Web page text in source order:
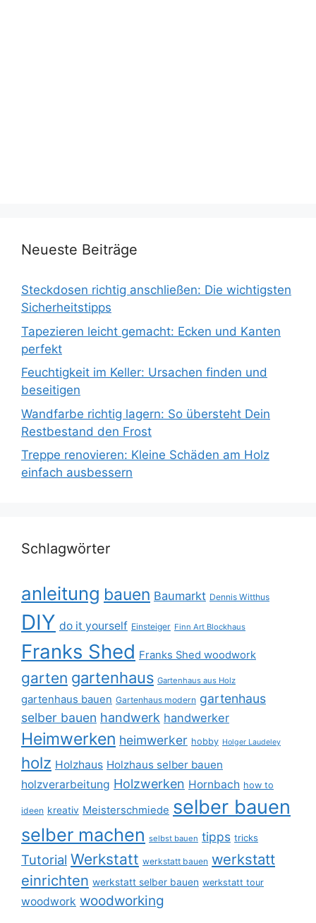
Neueste Beiträge
Steckdosen richtig anschließen: Die wichtigsten
Sicherheitstipps
Tapezieren leicht gemacht: Ecken und Kanten
perfekt
Feuchtigkeit im Keller: Ursachen finden und
beseitigen
Wandfarbe richtig lagern: So übersteht Dein
Restbestand den Frost
Treppe renovieren: Kleine Schäden am Holz
einfach ausbessern
Schlagwörter
anleitung bauen Baumarkt Dennis Witthus
DIY do it yourself Einsteiger Finn Art Blockhaus
Franks Shed Franks Shed woodwork
garten gartenhaus Gartenhaus aus Holz
gartenhaus bauen Gartenhaus modern gartenhaus
selber bauen handwerk handwerker
Heimwerken heimwerker hobby Holger Laudeley
holz Holzhaus Holzhaus selber bauen
holzverarbeitung Holzwerken Hornbach how to
ideen kreativ Meisterschmiede selber bauen
selber machen selbst bauen tipps tricks
Tutorial Werkstatt werkstatt bauen werkstatt
einrichten werkstatt selber bauen werkstatt tour
woodwork woodworking